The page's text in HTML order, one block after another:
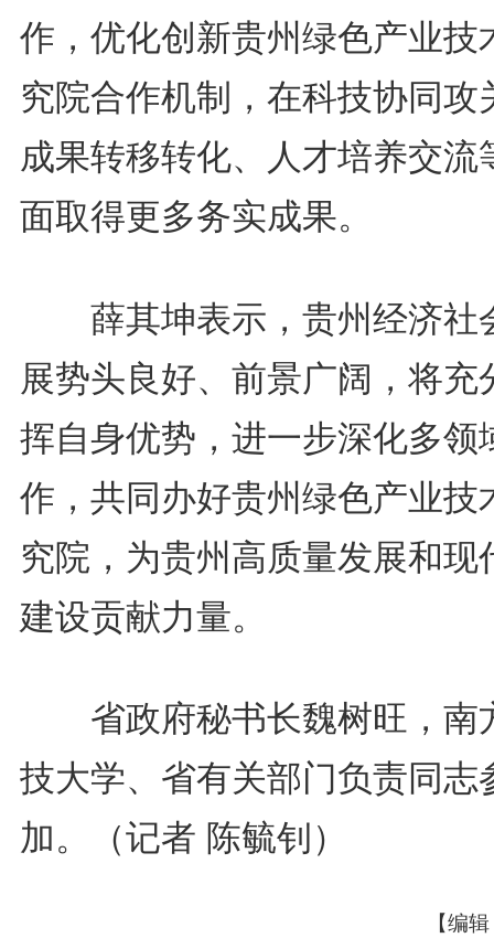
作，优化创新贵州绿色产业技
究院合作机制，在科技协同攻
成果转移转化、人才培养交流
面取得更多务实成果。
薛其坤表示，贵州经济社
展势头良好、前景广阔，将充
挥自身优势，进一步深化多领
作，共同办好贵州绿色产业技
究院，为贵州高质量发展和现
建设贡献力量。
省政府秘书长魏树旺，南
技大学、省有关部门负责同志
加。（记者 陈毓钊）
【编